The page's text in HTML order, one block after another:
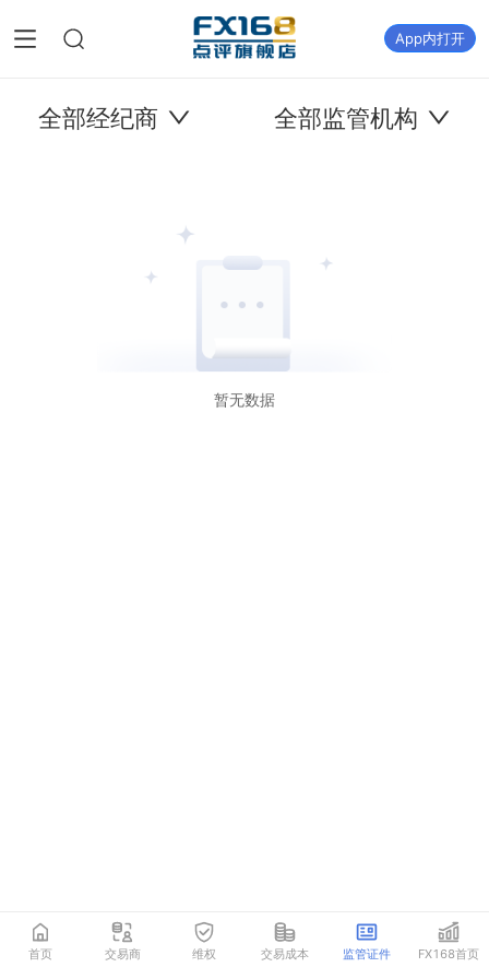
App内打开
全部经纪商 全部监管机构
暂无数据
首页 交易商 维权 交易成本 监管证件 FX168首页